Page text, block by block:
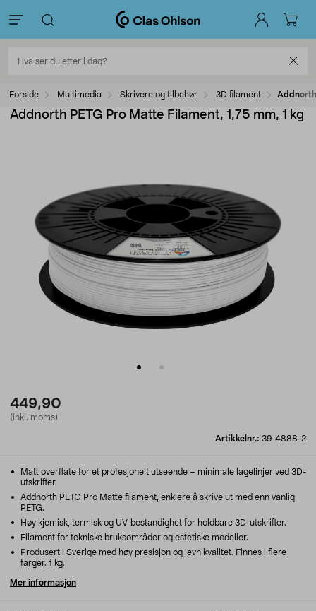
Forside Multimedia Skrivere og tilbehør 3D filament Addnorth
Addnorth PETG Pro Matte Filament, 1,75 mm, 1 kg
449,90
(inkl. moms)
Artikkelnr.: 39-4888-2
Matt overflate for et profesjonelt utseende – minimale lagelinjer ved 3D-
utskrifter.
Addnorth PETG Pro Matte filament, enklere å skrive ut med enn vanlig
PETG.
Høy kjemisk, termisk og UV-bestandighet for holdbare 3D-utskrifter.
Filament for tekniske bruksområder og estetiske modeller.
Produsert i Sverige med høy presisjon og jevn kvalitet. Finnes i flere
farger. 1 kg.
Mer informasjon